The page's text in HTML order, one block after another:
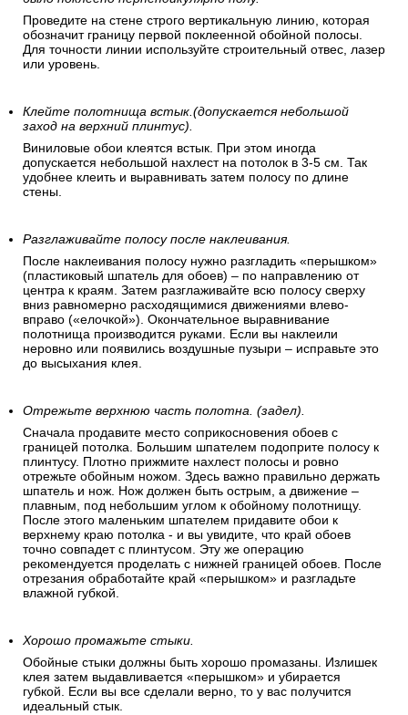
Проведите на стене строго вертикальную линию, которая
обозначит границу первой поклеенной обойной полосы.
Для точности линии используйте строительный отвес, лазер
или уровень.
Клейте полотнища встык.(допускается небольшой
заход на верхний плинтус).
Виниловые обои клеятся встык. При этом иногда
допускается небольшой нахлест на потолок в 3-5 см. Так
удобнее клеить и выравнивать затем полосу по длине
стены.
Разглаживайте полосу после наклеивания.
После наклеивания полосу нужно разгладить «перышком»
(пластиковый шпатель для обоев) – по направлению от
центра к краям. Затем разглаживайте всю полосу сверху
вниз равномерно расходящимися движениями влево-
вправо («елочкой»). Окончательное выравнивание
полотнища производится руками. Если вы наклеили
неровно или появились воздушные пузыри – исправьте это
до высыхания клея.
Отрежьте верхнюю часть полотна. (задел).
Сначала продавите место соприкосновения обоев с
границей потолка. Большим шпателем подоприте полосу к
плинтусу. Плотно прижмите нахлест полосы и ровно
отрежьте обойным ножом. Здесь важно правильно держать
шпатель и нож. Нож должен быть острым, а движение –
плавным, под небольшим углом к обойному полотнищу.
После этого маленьким шпателем придавите обои к
верхнему краю потолка - и вы увидите, что край обоев
точно совпадет с плинтусом. Эту же операцию
рекомендуется проделать с нижней границей обоев. После
отрезания обработайте край «перышком» и разгладьте
влажной губкой.
Хорошо промажьте стыки.
Обойные стыки должны быть хорошо промазаны. Излишек
клея затем выдавливается «перышком» и убирается
губкой. Если вы все сделали верно, то у вас получится
идеальный стык.